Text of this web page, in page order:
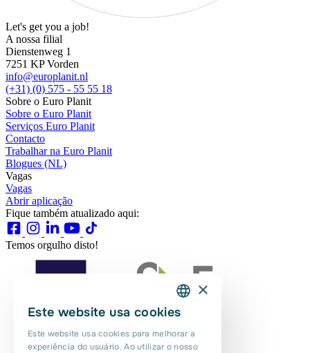
Let's get you a job!
A nossa filial
Dienstenweg 1
7251 KP Vorden
info@europlanit.nl
(+31) (0) 575 - 55 55 18
Sobre o Euro Planit
Sobre o Euro Planit
Serviços Euro Planit
Contacto
Trabalhar na Euro Planit
Blogues (NL)
Vagas
Vagas
Abrir aplicação
Fique também atualizado aqui:
Temos orgulho disto!
DUTCH
×
Este website usa cookies
Este website usa cookies para melhorar a
experiência do usuário. Ao utilizar o nosso